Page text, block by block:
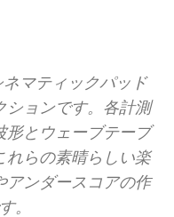
ネマティックパッド
ションです。各計測
形とウェーブテーブ
れらの素晴らしい楽
アンダースコアの作
。